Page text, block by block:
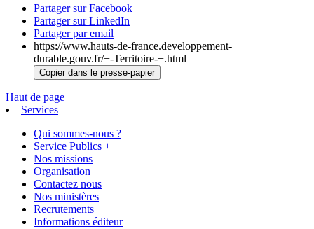
Partager sur Facebook
Partager sur LinkedIn
Partager par email
https://www.hauts-de-france.developpement-
durable.gouv.fr/+-Territoire-+.html
Copier dans le presse-papier
Haut de page
Services
Qui sommes-nous ?
Service Publics +
Nos missions
Organisation
Contactez nous
Nos ministères
Recrutements
Informations éditeur